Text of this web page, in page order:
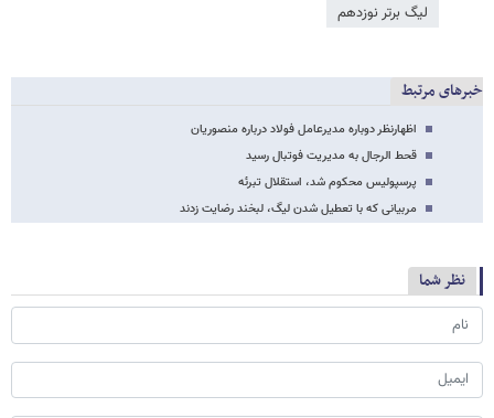
لیگ برتر نوزدهم
خبرهای مرتبط
اظهارنظر دوباره مدیرعامل فولاد درباره منصوریان
قحط الرجال به مدیریت فوتبال رسید
پرسپولیس محکوم شد، استقلال تبرئه
مربیانی که با تعطیل شدن لیگ، لبخند رضایت زدند
نظر شما